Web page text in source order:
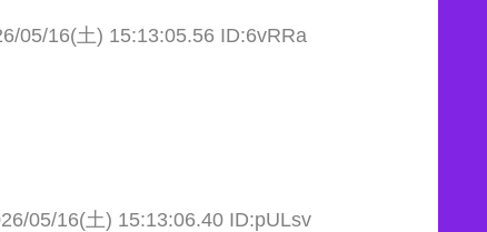
05/16(土) 15:13:05.56 ID:6vRRa
05/16(土) 15:13:06.40 ID:pULsv